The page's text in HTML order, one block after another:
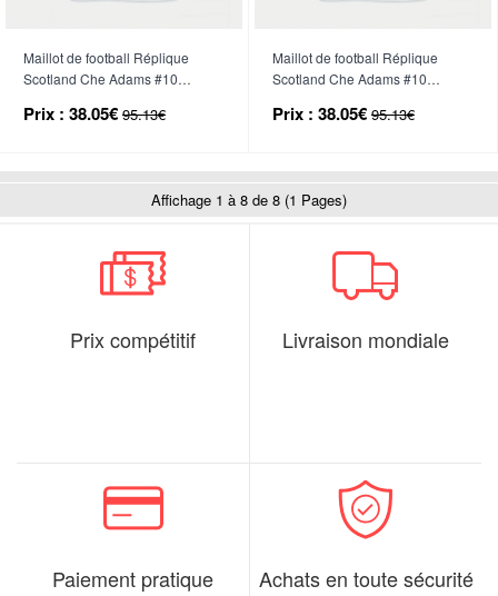
Maillot de football Réplique
Scotland Che Adams #10
Manche Courte
Prix : 38.05€ 95.13€
Maillot de football Réplique
Scotland Che Adams #10
Manche Courte
Prix : 38.05€ 95.13€
Affichage 1 à 8 de 8 (1 Pages)
Prix compétitif Livraison mondiale
Paiement pratique Achats en toute sécurité